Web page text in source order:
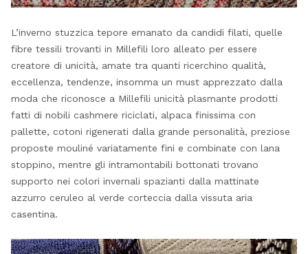
L’inverno stuzzica tepore emanato da candidi filati, quelle
fibre tessili trovanti in Millefili loro alleato per essere
creatore di unicità, amate tra quanti ricerchino qualità,
eccellenza, tendenze, insomma un must apprezzato dalla
moda che riconosce a Millefili unicità plasmante prodotti
fatti di nobili cashmere riciclati, alpaca finissima con
pallette, cotoni rigenerati dalla grande personalità, preziose
proposte mouliné variatamente fini e combinate con lana
stoppino, mentre gli intramontabili bottonati trovano
supporto nei colori invernali spazianti dalla mattinate
azzurro ceruleo al verde corteccia dalla vissuta aria
casentina.